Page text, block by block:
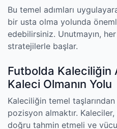
Bu temel adımları
bir usta olma yolunda
edebilirsiniz. Unutmayın,
stratejilerle başlar.
Futbolda Kaleciliğin
Kaleci Olmanın Yolu
Kaleciliğin temel
pozisyon almaktır.
doğru tahmin etmeli ve